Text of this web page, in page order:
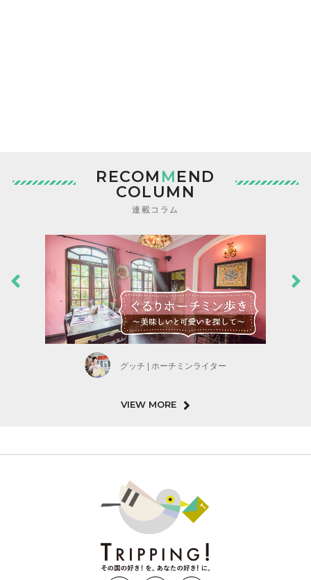
RECOM MEND
COLUMN
連載コラム
グッチ | ホーチミンライター
VIEW MORE